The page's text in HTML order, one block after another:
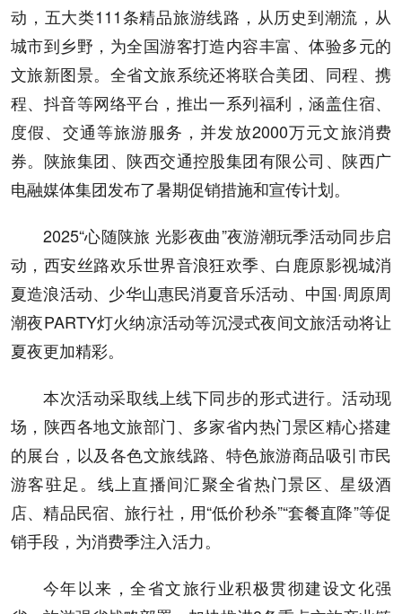
动，五大类111条精品旅游线路，从历史到潮流，从
城市到乡野，为全国游客打造内容丰富、体验多元的
文旅新图景。全省文旅系统还将联合美团、同程、携
程、抖音等网络平台，推出一系列福利，涵盖住宿、
度假、交通等旅游服务，并发放2000万元文旅消费
券。陕旅集团、陕西交通控股集团有限公司、陕西广
电融媒体集团发布了暑期促销措施和宣传计划。
2025“心随陕旅 光影夜曲”夜游潮玩季活动同步启
动，西安丝路欢乐世界音浪狂欢季、白鹿原影视城消
夏造浪活动、少华山惠民消夏音乐活动、中国·周原周
潮夜PARTY灯火纳凉活动等沉浸式夜间文旅活动将让
夏夜更加精彩。
本次活动采取线上线下同步的形式进行。活动现
场，陕西各地文旅部门、多家省内热门景区精心搭建
的展台，以及各色文旅线路、特色旅游商品吸引市民
游客驻足。线上直播间汇聚全省热门景区、星级酒
店、精品民宿、旅行社，用“低价秒杀”“套餐直降”等促
销手段，为消费季注入活力。
今年以来，全省文旅行业积极贯彻建设文化强